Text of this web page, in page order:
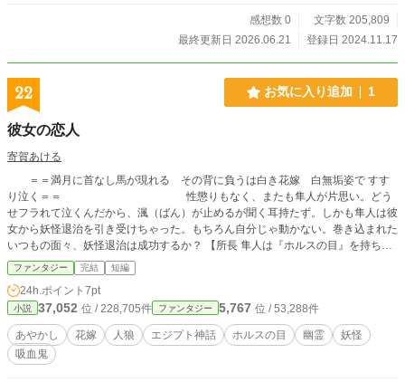
感想数 0
文字数 205,809
最終更新日 2026.06.21
登録日 2024.11.17
22 お気に入り追加 1
彼女の恋人
寄賀あける
＝＝満月に首なし馬が現れる その背に負うは白き花嫁 白無垢姿で すす
り泣く＝＝ 性懲りもなく、またも隼人が片思い。どう
せフラれて泣くんだから、渢（ばん）が止めるが聞く耳持たず。しかも隼人は彼
女から妖怪退治を引き受けちゃった。もちろん自分じゃ動かない。巻き込まれた
いつもの面々、妖怪退治は成功するか？ 【所長 隼人は『ホルスの目』を持ち、
サングラスが欠かせない。所員 渢（バン）は何を隠そう吸血鬼。そんな二人の
探偵事務所『ハヤブサの目』では、人狼、八咫烏、土蜘蛛、河童と、豊富な援軍
を取りそろえ、いささか変わったご依頼もお引き受けいたします】 《 この探偵
は『ち』を愛でる / ep2 》
ファンタジー 完結 短編
24h.ポイント 7pt
小説 37,052 位 / 228,705件 ファンタジー 5,767 位 / 53,288件
あやかし 花嫁 人狼 エジプト神話 ホルスの目 幽霊
妖怪
吸血鬼